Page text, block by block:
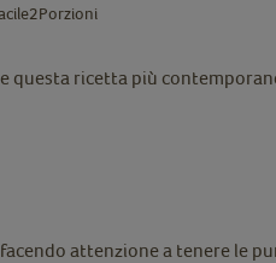
2Porzioni
questa ricetta più
attenzione a tenere le